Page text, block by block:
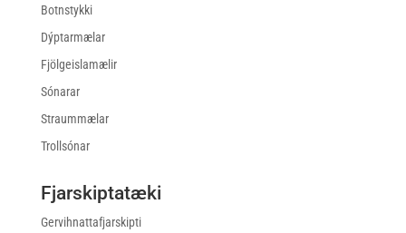
Botnstykki
Dýptarmælar
Fjölgeislamælir
Sónarar
Straummælar
Trollsónar
Fjarskiptatæki
Gervihnattafjarskipti